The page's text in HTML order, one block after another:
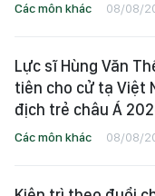
Các môn khác 08/08/
Lực sĩ Hùng Văn
tiên cho cử tạ Việt
địch trẻ châu Á
Các môn khác 08/08/